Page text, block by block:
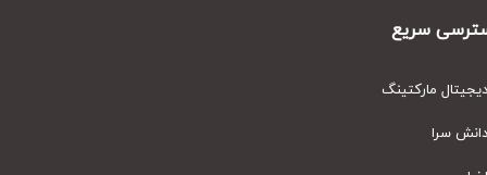
سریع
مارکتینگ
سرا